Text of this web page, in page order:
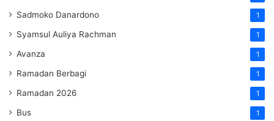
Sadmoko Danardono 1
Syamsul Auliya Rachman 1
Avanza 1
Ramadan Berbagi 1
Ramadan 2026 1
Bus 1